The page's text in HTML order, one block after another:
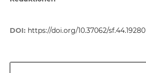
DOI: https://doi.org/10.37062/sf.44.19280